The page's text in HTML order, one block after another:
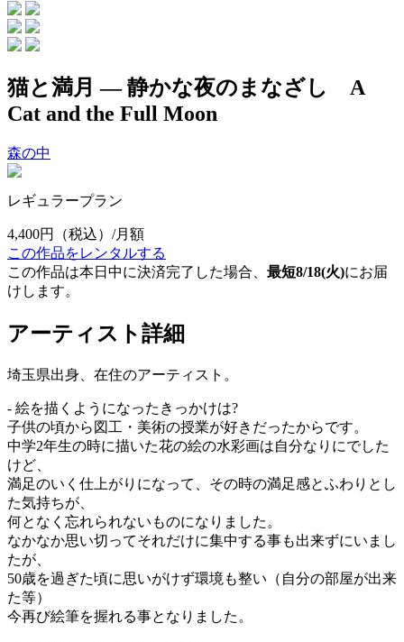
猫と満月 — 静かな夜のまなざし A
Cat and the Full Moon
森の中
レギュラープラン
4,400円
（税込）/月額
この作品をレンタルする
この作品は本日中に決済完了した場合、 最短8/18(火)にお届
けします。
アーティスト詳細
埼玉県出身、在住のアーティスト。
- 絵を描くようになったきっかけは?
子供の頃から図工・美術の授業が好きだったからです。
中学2年生の時に描いた花の絵の水彩画は自分なりにでした
けど、
満足のいく仕上がりになって、その時の満足感とふわりとし
た気持ちが、
何となく忘れられないものになりました。
なかなか思い切ってそれだけに集中する事も出来ずにいまし
たが、
50歳を過ぎた頃に思いがけず環境も整い（自分の部屋が出来
た等）
今再び絵筆を握れる事となりました。